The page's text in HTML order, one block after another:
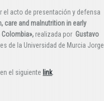
el acto de presentación y defensa
care and malnutrition in early
realizada por Gustavo
de la Universidad de Murcia Jorge
el siguiente link.